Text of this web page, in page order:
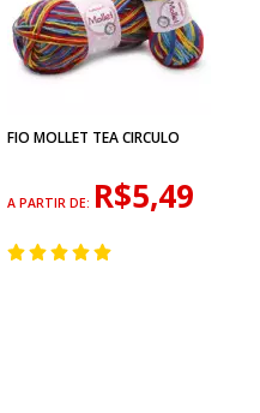
FIO MOLLET TEA CIRCULO
A PARTIR DE: R$5,49